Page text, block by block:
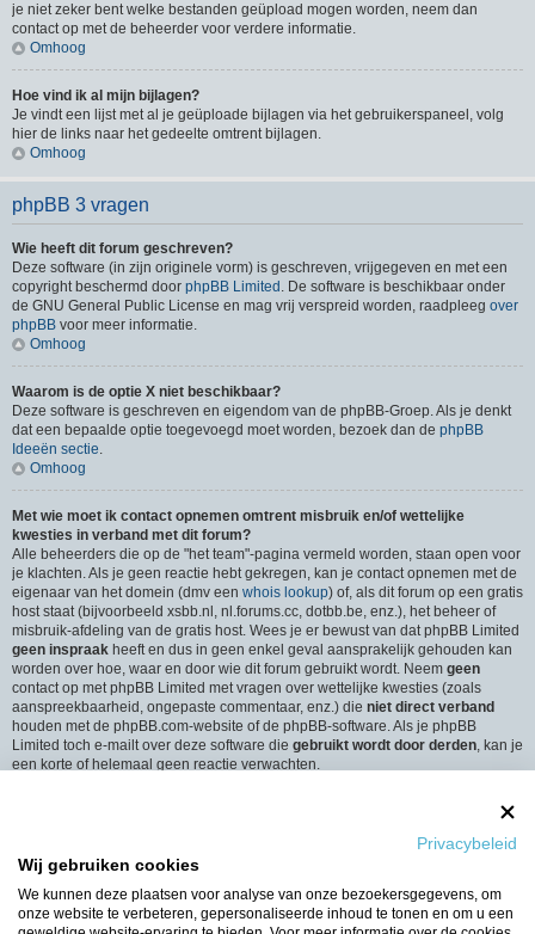
je niet zeker bent welke bestanden geüpload mogen worden, neem dan
contact op met de beheerder voor verdere informatie.
Omhoog
Hoe vind ik al mijn bijlagen?
Je vindt een lijst met al je geüploade bijlagen via het gebruikerspaneel, volg
hier de links naar het gedeelte omtrent bijlagen.
Omhoog
phpBB 3 vragen
Wie heeft dit forum geschreven?
Deze software (in zijn originele vorm) is geschreven, vrijgegeven en met een
copyright beschermd door phpBB Limited . De software is beschikbaar onder
de GNU General Public License en mag vrij verspreid worden, raadpleeg over
phpBB voor meer informatie.
Omhoog
Waarom is de optie X niet beschikbaar?
Deze software is geschreven en eigendom van de phpBB-Groep. Als je denkt
dat een bepaalde optie toegevoegd moet worden, bezoek dan de phpBB
Ideeën sectie.
Omhoog
Met wie moet ik contact opnemen omtrent misbruik en/of wettelijke
kwesties in verband met dit forum?
Alle beheerders die op de "het team"-pagina vermeld worden, staan open voor
je klachten. Als je geen reactie hebt gekregen, kan je contact opnemen met de
eigenaar van het domein (dmv een whois lookup) of, als dit forum op een gratis
host staat (bijvoorbeeld xsbb.nl, nl.forums.cc, dotbb.be, enz.), het beheer of
misbruik-afdeling van de gratis host. Wees je er bewust van dat phpBB Limited
geen inspraak heeft en dus in geen enkel geval aansprakelijk gehouden kan
worden over hoe, waar en door wie dit forum gebruikt wordt. Neem geen
contact op met phpBB Limited met vragen over wettelijke kwesties (zoals
aanspreekbaarheid, ongepaste commentaar, enz.) die niet direct verband
houden met de phpBB.com-website of de phpBB-software. Als je phpBB
Limited toch e-mailt over deze software die gebruikt wordt door derden, kan je
een korte of helemaal geen reactie verwachten.
Alle gebruikers van het forum kunnen gebruik maken van het “Contact”-
formulier, als de optie is ingeschakeld door de beheerders.
Leden van het forum kunnen ook gebruik maken van de “Het Team”-link.
Omhoog
Privacybeleid
Wij gebruiken cookies
We kunnen deze plaatsen voor analyse van onze bezoekersgegevens, om
onze website te verbeteren, gepersonaliseerde inhoud te tonen en om u een